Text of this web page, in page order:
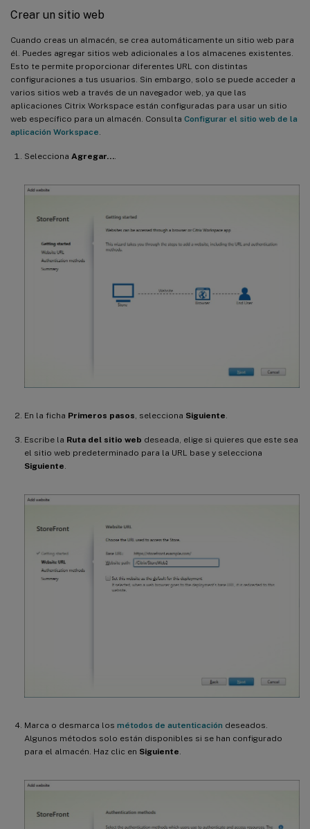
Crear un sitio web
Cuando creas un almacén, se crea automáticamente un sitio web para
él. Puedes agregar sitios web adicionales a los almacenes existentes.
Esto te permite proporcionar diferentes URL con distintas
configuraciones a tus usuarios. Sin embargo, solo se puede acceder a
varios sitios web a través de un navegador web, ya que las
aplicaciones Citrix Workspace están configuradas para usar un sitio
web específico para un almacén. Consulta Configurar el sitio web de la
aplicación Workspace.
Selecciona Agregar….
En la ficha Primeros pasos, selecciona Siguiente.
Escribe la Ruta del sitio web deseada, elige si quieres que este sea
el sitio web predeterminado para la URL base y selecciona
Siguiente.
Marca o desmarca los métodos de autenticación deseados.
Algunos métodos solo están disponibles si se han configurado
para el almacén. Haz clic en Siguiente.